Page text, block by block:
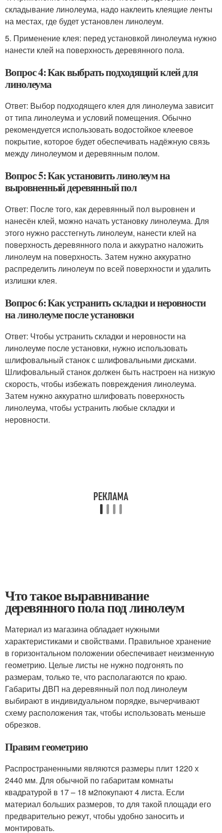
складывание линолеума, надо наклеить клеящие ленты
на местах, где будет установлен линолеум.
5. Применение клея: перед установкой линолеума нужно
нанести клей на поверхность деревянного пола.
Вопрос 4: Как выбрать подходящий клей для
линолеума
Ответ: Выбор подходящего клея для линолеума зависит
от типа линолеума и условий помещения. Обычно
рекомендуется использовать водостойкое клеевое
покрытие, которое будет обеспечивать надёжную связь
между линолеумом и деревянным полом.
Вопрос 5: Как установить линолеум на
выровненный деревянный пол
Ответ: После того, как деревянный пол выровнен и
нанесён клей, можно начать установку линолеума. Для
этого нужно расстегнуть линолеум, нанести клей на
поверхность деревянного пола и аккуратно наложить
линолеум на поверхность. Затем нужно аккуратно
распределить линолеум по всей поверхности и удалить
излишки клея.
Вопрос 6: Как устранить складки и неровности
на линолеуме после установки
Ответ: Чтобы устранить складки и неровности на
линолеуме после установки, нужно использовать
шлифовальный станок с шлифовальными дисками.
Шлифовальный станок должен быть настроен на низкую
скорость, чтобы избежать повреждения линолеума.
Затем нужно аккуратно шлифовать поверхность
линолеума, чтобы устранить любые складки и
неровности.
Что такое выравнивание
деревянного пола под линолеум
Материал из магазина обладает нужными
характеристиками и свойствами. Правильное хранение
в горизонтальном положении обеспечивает неизменную
геометрию. Целые листы не нужно подгонять по
размерам, только те, что располагаются по краю.
Габариты ДВП на деревянный пол под линолеум
выбирают в индивидуальном порядке, вычерчивают
схему расположения так, чтобы использовать меньше
обрезков.
Правим геометрию
Распространенными являются размеры плит 1220 х
2440 мм. Для обычной по габаритам комнаты
квадратурой в 17 – 18 м2покупают 4 листа. Если
материал больших размеров, то для такой площади его
предварительно режут, чтобы удобно заносить и
монтировать.